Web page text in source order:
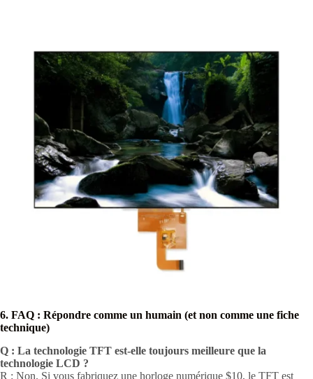
6. FAQ : Répondre comme un humain (et non comme une fiche
technique)
Q : La technologie TFT est-elle toujours meilleure que la
technologie LCD ?
R : Non. Si vous fabriquez une horloge numérique $10, le TFT est